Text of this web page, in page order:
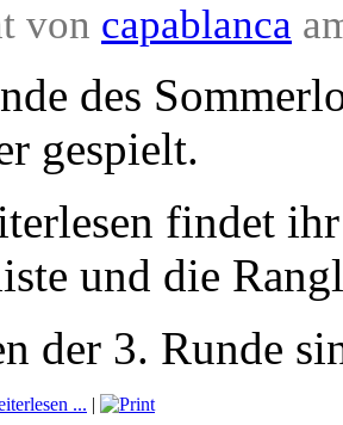
von capablanca
des
gespielt.
findet
und die
der 3. Runde
... |